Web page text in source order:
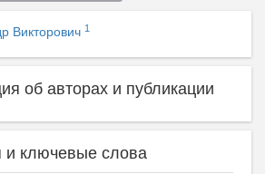
Викторович 1
об авторах и публикации
и ключевые слова